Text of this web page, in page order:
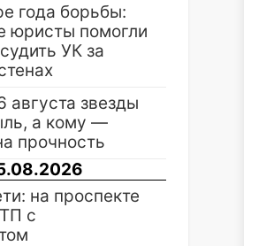
года борьбы:
юристы помогли
УК за
августа звезды
а кому —
прочность
на проспекте
с